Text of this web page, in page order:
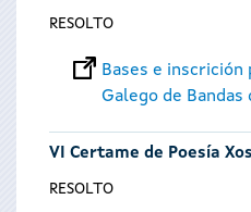
RESOLTO
Bases e inscrición
Galego de Bandas
VI Certame de Poesía
RESOLTO